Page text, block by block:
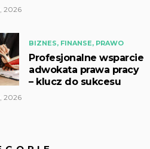
2026
BIZNES, FINANSE, PRAWO
Profesjonalne wsparcie
adwokata prawa pracy
– klucz do sukcesu
2026